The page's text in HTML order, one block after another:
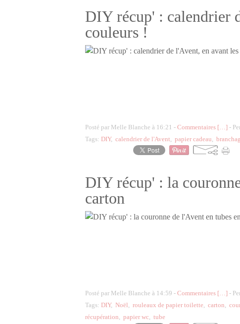
DIY récup' : calendrier
couleurs !
Posté par Melle Blanche à 16:21 - Commentaires […] -
Tags: DIY, calendrier de l'Avent, papier cadeau,
DIY récup' : la
carton
Posté par Melle Blanche à 14:59 - Commentaires […] -
Tags: DIY, Noël, rouleaux de papier toilette, carton,
récupération, papier wc, tube